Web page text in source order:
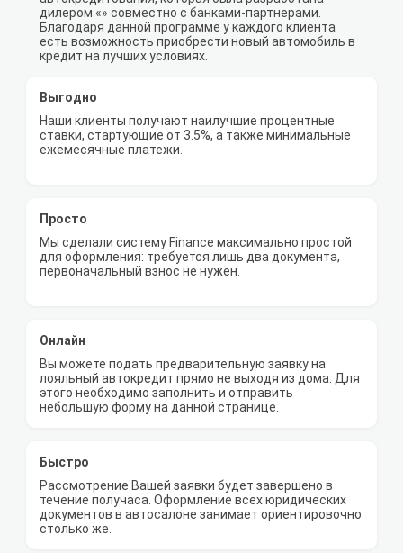
дилером «» совместно с банками-партнерами.
Благодаря данной программе у каждого клиента
есть возможность приобрести новый автомобиль в
кредит на лучших условиях.
Выгодно
Наши клиенты получают наилучшие процентные
ставки, стартующие от 3.5%, а также минимальные
ежемесячные платежи.
Просто
Мы сделали систему Finance максимально простой
для оформления: требуется лишь два документа,
первоначальный взнос не нужен.
Онлайн
Вы можете подать предварительную заявку на
лояльный автокредит прямо не выходя из дома. Для
этого необходимо заполнить и отправить
небольшую форму на данной странице.
Быстро
Рассмотрение Вашей заявки будет завершено в
течение получаса. Оформление всех юридических
документов в автосалоне занимает ориентировочно
столько же.